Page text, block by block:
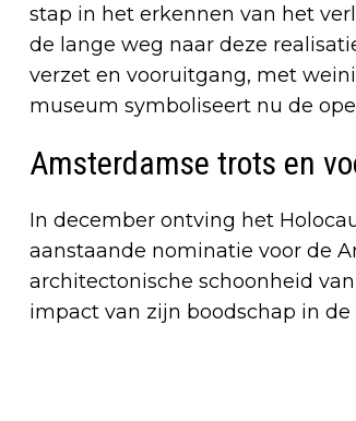
stap in het erkennen van het
de lange weg naar deze
verzet en vooruitgang, met
museum symboliseert nu de
Amsterdamse trots en
In december ontving het
aanstaande nominatie voor de
architectonische schoonheid
impact van zijn boodschap in de